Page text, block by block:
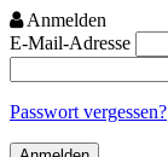
Anmelden
E-Mail-Adresse
Passwort vergessen?